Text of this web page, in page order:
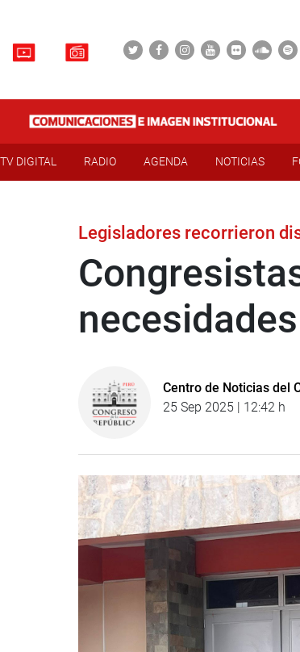
TV DIGITAL RADIO AGENDA NOTICIAS
Legisladores recorrieron
Centro de Noticias del
25 Sep 2025 | 12:42 h